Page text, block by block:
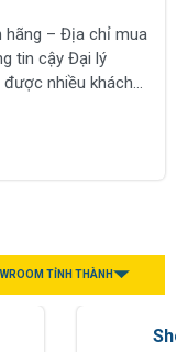
lò vi sóng, máy...
hãng – Địa chỉ mua
tin cậy Đại lý
nhiều khách
TỈNH THÀNH